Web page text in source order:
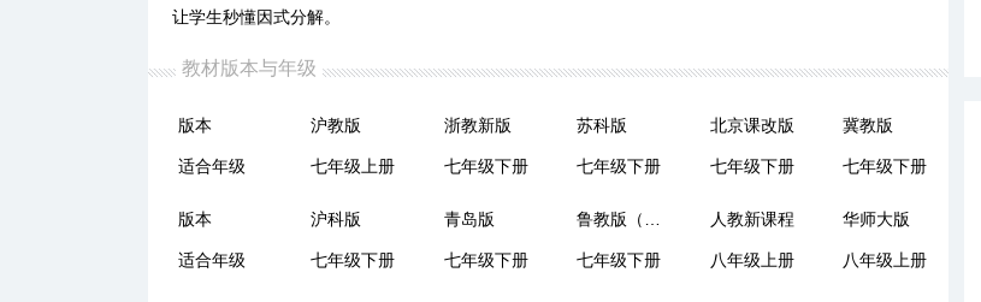
让学生秒懂因式分解。
教材版本与年级
版本
适合年级
沪教版
七年级上册
浙教新版
七年级下册
苏科版
七年级下册
北京课改版
七年级下册
冀教版
七年级下册
版本
适合年级
沪科版
七年级下册
青岛版
七年级下册 七年级下册
人教新课程
八年级上册
华师大版
八年级上册